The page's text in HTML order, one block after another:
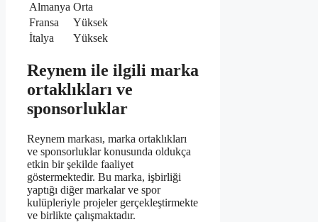
Almanya Orta
Fransa
Yüksek
İtalya
Yüksek
Reynem ile ilgili marka
ortaklıkları ve
sponsorluklar
Reynem markası, marka ortaklıkları
ve sponsorluklar konusunda oldukça
etkin bir şekilde faaliyet
göstermektedir. Bu marka, işbirliği
yaptığı diğer markalar ve spor
kulüpleriyle projeler gerçekleştirmekte
ve birlikte çalışmaktadır.